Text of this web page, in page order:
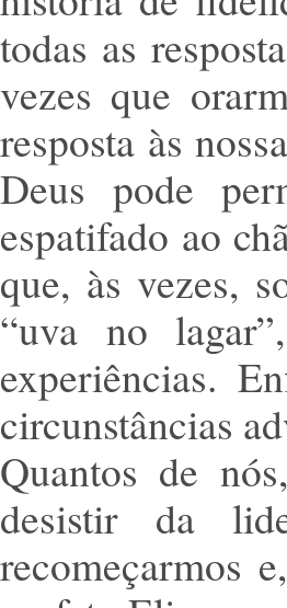
todas as
vezes que
resposta às
Deus pode
espatifado ao
que, às vezes,
“uva no
experiências.
circunstâncias
Quantos de
desistir da
recomeçarmos